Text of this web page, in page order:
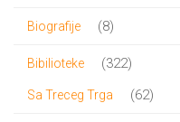
Biografije 88
Bibilioteke 322322
proizvoda
Sa Treceg Trga 6262